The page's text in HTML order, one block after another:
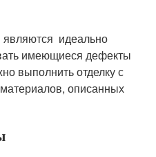
являются идеально
имеющиеся дефекты
выполнить отделку с
описанных